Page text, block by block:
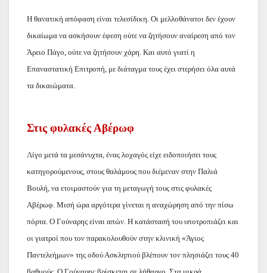
Η θανατική απόφαση είναι τελεσίδικη. Οι μελλοθάνατοι δεν έχουν
δικαίωμα να ασκήσουν έφεση ούτε να ζητήσουν αναίρεση από τον
Άρειο Πάγο, ούτε να ζητήσουν χάρη. Και αυτό γιατί η
Επαναστατική Επιτροπή, με διάταγμα τους έχει στερήσει όλα αυτά
τα δικαιώματα.
Στις φυλακές Αβέρωφ
Λίγο μετά τα μεσάνυχτα, ένας λοχαγός είχε ειδοποιήσει τους
κατηγορούμενους, στους θαλάμους που διέμεναν στην Παλιά
Βουλή, να ετοιμαστούν για τη μεταγωγή τους στις φυλακές
Αβέρωφ. Μισή ώρα αργότερα γίνεται η αναχώρηση από την πίσω
πόρτα. Ο Γούναρης είναι απών. Η κατάστασή του υποτροπιάζει και
οι γιατροί που τον παρακολουθούν στην κλινική «Άγιος
Παντελεήμων» της οδού Ασκληπιού βλέπουν τον πλησιάζει τους 40